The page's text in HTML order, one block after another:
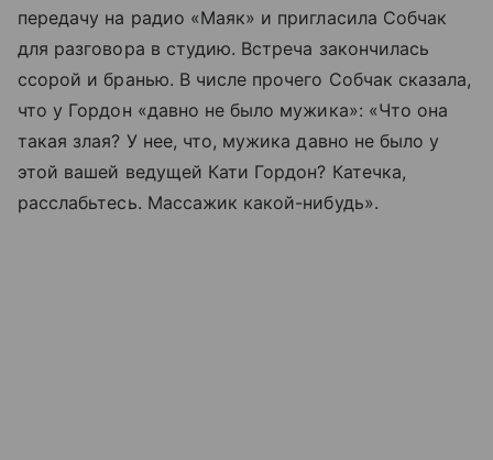
передачу на радио «Маяк» и пригласила Собчак
для разговора в студию. Встреча закончилась
ссорой и бранью. В числе прочего Собчак сказала,
что у Гордон «давно не было мужика»: «Что она
такая злая? У нее, что, мужика давно не было у
этой вашей ведущей Кати Гордон? Катечка,
расслабьтесь. Массажик какой-нибудь».